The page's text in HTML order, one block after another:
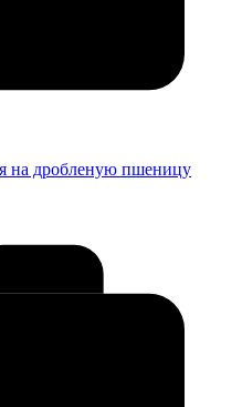
на дробленую пшеницу